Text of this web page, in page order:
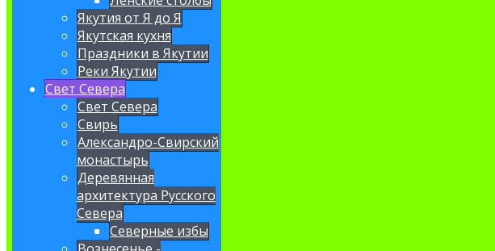
Якутия от Я до Я
Якутская кухня
Праздники в Якутии
Реки Якутии
Свет Севера
Свет Севера
Свирь
Александро-Свирский
монастырь
Деревянная
архитектура Русского
Севера
Северные избы